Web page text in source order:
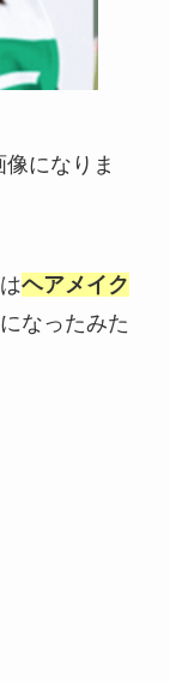
になりま
ヘアメイク
なったみた